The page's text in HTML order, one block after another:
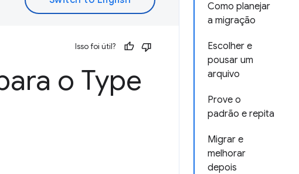
Como planejar
a migração
Escolher e
pousar um
arquivo
Prove o
padrão e repita
Migrar e
melhorar
depois
Isso foi útil?
o Type